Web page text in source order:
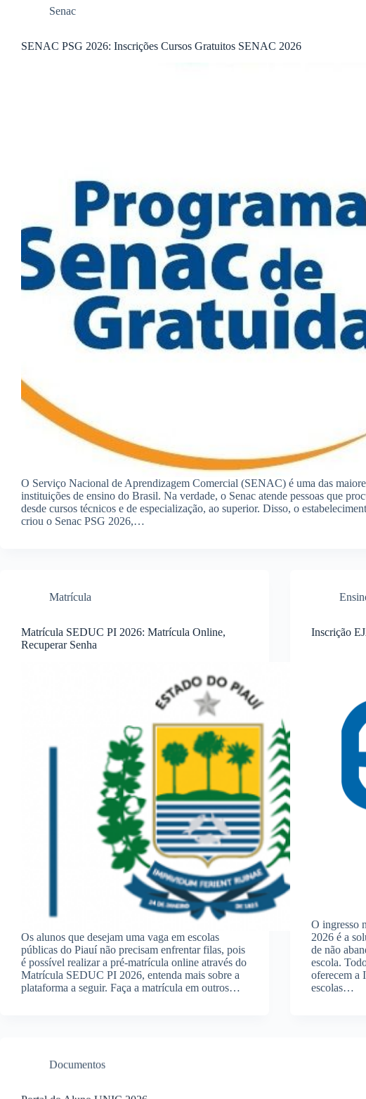
Senac
SENAC PSG 2026: Inscrições Cursos Gratuitos SENAC 2026
O Serviço Nacional de Aprendizagem Comercial (SENAC) é uma das
instituições de ensino do Brasil. Na verdade, o Senac atende pessoas que
desde cursos técnicos e de especialização, ao superior. Disso, o
criou o Senac PSG 2026,…
Matrícula
Matrícula SEDUC PI 2026: Matrícula Online,
Recuperar Senha
Os alunos que desejam uma vaga em escolas
públicas do Piauí não precisam enfrentar filas, pois
é possível realizar a pré-matrícula online através do
Matrícula SEDUC PI 2026, entenda mais sobre a
plataforma a seguir. Faça a matrícula em outros…
Inscrição
O ingresso
2026 é a
de não
escola.
oferecem a
escolas…
Documentos